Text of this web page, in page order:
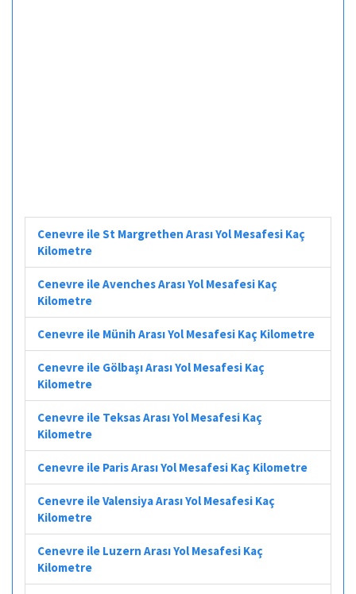
Cenevre ile St Margrethen Arası Yol Mesafesi Kaç
Kilometre
Cenevre ile Avenches Arası Yol Mesafesi Kaç
Kilometre
Cenevre ile Münih Arası Yol Mesafesi Kaç Kilometre
Cenevre ile Gölbaşı Arası Yol Mesafesi Kaç
Kilometre
Cenevre ile Teksas Arası Yol Mesafesi Kaç
Kilometre
Cenevre ile Paris Arası Yol Mesafesi Kaç Kilometre
Cenevre ile Valensiya Arası Yol Mesafesi Kaç
Kilometre
Cenevre ile Luzern Arası Yol Mesafesi Kaç
Kilometre